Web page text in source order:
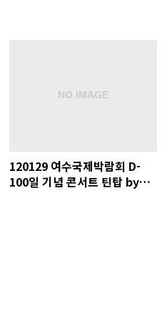
120129 여수국제박람회 D-
100일 기념 콘서트 틴탑 by